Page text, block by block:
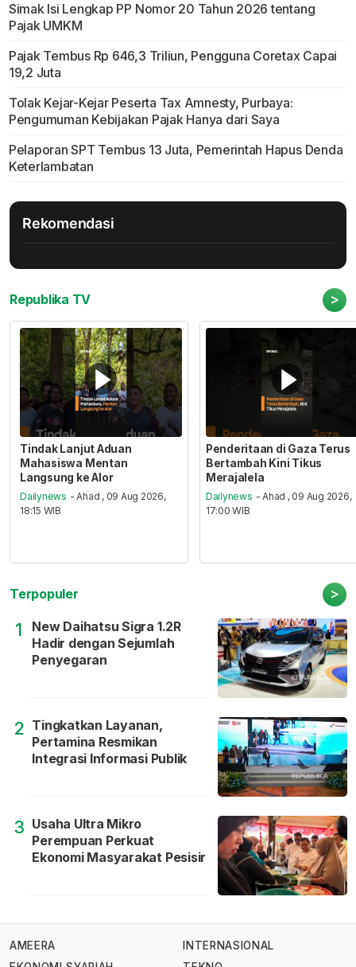
Simak Isi Lengkap PP Nomor 20 Tahun 2026 tentang
Pajak UMKM
Pajak Tembus Rp 646,3 Triliun, Pengguna Coretax Capai
19,2 Juta
Tolak Kejar-Kejar Peserta Tax Amnesty, Purbaya:
Pengumuman Kebijakan Pajak Hanya dari Saya
Pelaporan SPT Tembus 13 Juta, Pemerintah Hapus Denda
Keterlambatan
Rekomendasi
Republika TV >
Tindak Lanjut Aduan
Mahasiswa Mentan
Langsung ke Alor
Dailynews - Ahad , 09 Aug 2026,
18:15 WIB
Penderitaan di Gaza Terus
Bertambah Kini Tikus
Merajalela
Dailynews - Ahad , 09 Aug 2026,
17:00 WIB
Terpopuler >
1
New Daihatsu Sigra 1.2R
Hadir dengan Sejumlah
Penyegaran
2 Tingkatkan Layanan,
Pertamina Resmikan
Integrasi Informasi Publik
3 Usaha Ultra Mikro
Perempuan Perkuat
Ekonomi Masyarakat Pesisir
AMEERA
INTERNASIONAL